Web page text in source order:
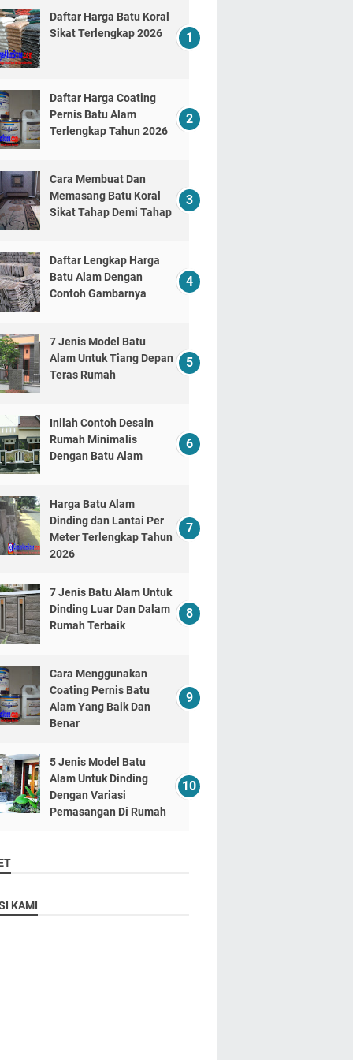
Daftar Harga Batu Koral
Sikat Terlengkap 2026
Daftar Harga Coating
Pernis Batu Alam
Terlengkap Tahun 2026
Cara Membuat Dan
Memasang Batu Koral
Sikat Tahap Demi Tahap
Daftar Lengkap Harga
Batu Alam Dengan
Contoh Gambarnya
7 Jenis Model Batu
Alam Untuk Tiang Depan
Teras Rumah
Inilah Contoh Desain
Rumah Minimalis
Dengan Batu Alam
Harga Batu Alam
Dinding dan Lantai Per
Meter Terlengkap Tahun
2026
7 Jenis Batu Alam Untuk
Dinding Luar Dan Dalam
Rumah Terbaik
Cara Menggunakan
Coating Pernis Batu
Alam Yang Baik Dan
Benar
5 Jenis Model Batu
Alam Untuk Dinding
Dengan Variasi
Pemasangan Di Rumah
KAMI